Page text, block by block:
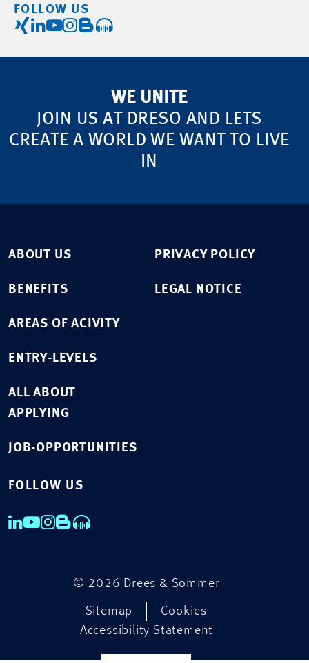
FOLLOW US
WE UNITE
JOIN US AT DRESO AND LETS
CREATE A WORLD WE WANT TO LIVE
IN
ABOUT US
BENEFITS
AREAS OF ACIVITY
ENTRY-LEVELS
ALL ABOUT
APPLYING
JOB-OPPORTUNITIES
PRIVACY POLICY
LEGAL NOTICE
FOLLOW US
© 2026 Drees & Sommer
Sitemap
Cookies
Accessibility Statement